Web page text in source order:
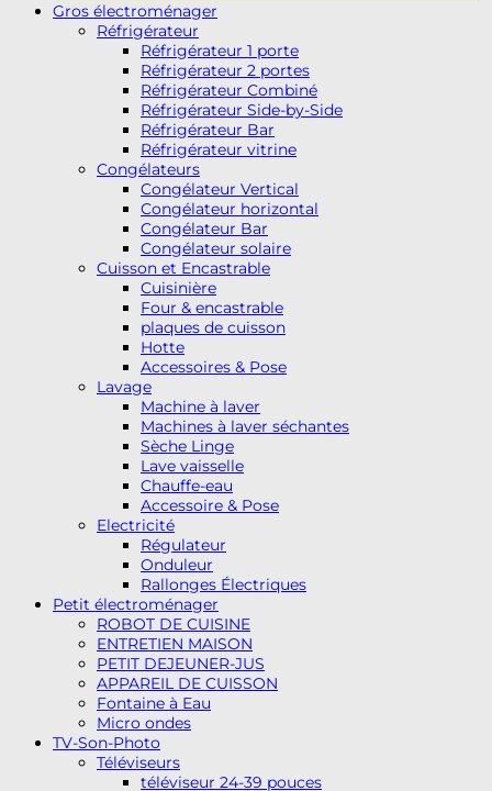
Gros électroménager
Réfrigérateur
Réfrigérateur 1 porte
Réfrigérateur 2 portes
Réfrigérateur Combiné
Réfrigérateur Side-by-Side
Réfrigérateur Bar
Réfrigérateur vitrine
Congélateurs
Congélateur Vertical
Congélateur horizontal
Congélateur Bar
Congélateur solaire
Cuisson et Encastrable
Cuisinière
Four & encastrable
plaques de cuisson
Hotte
Accessoires & Pose
Lavage
Machine à laver
Machines à laver séchantes
Sèche Linge
Lave vaisselle
Chauffe-eau
Accessoire & Pose
Electricité
Régulateur
Onduleur
Rallonges Électriques
Petit électroménager
ROBOT DE CUISINE
ENTRETIEN MAISON
PETIT DEJEUNER-JUS
APPAREIL DE CUISSON
Fontaine à Eau
Micro ondes
TV-Son-Photo
Téléviseurs
téléviseur 24-39 pouces